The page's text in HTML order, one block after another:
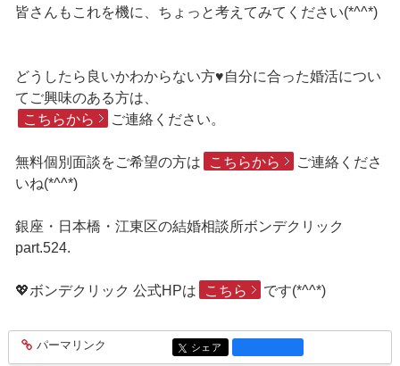
皆さんもこれを機に、ちょっと考えてみてください(*^^*)
どうしたら良いかわからない方♥自分に合った婚活につい
てご興味のある方は、
こちらから
ご連絡ください。
無料個別面談をご希望の方は こちらから
ご連絡くださ
いね(*^^*)
銀座・日本橋・江東区の結婚相談所ボンデクリック
part.524.
💖ボンデクリック 公式HPは こちら です(*^^*)
entry2122
パーマリンク entry2122
シェア